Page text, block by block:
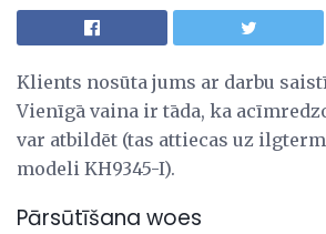
Klients nosūta jums ar darbu
Vienīgā vaina ir tāda, ka
var atbildēt (tas attiecas uz
modeli KH9345-I).
Pārsūtīšana woes